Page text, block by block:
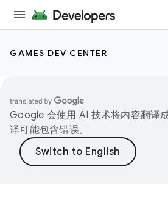
GAMES DEV CENTER
Google 会使用 AI 技术将内容翻译
译可能包含错误。